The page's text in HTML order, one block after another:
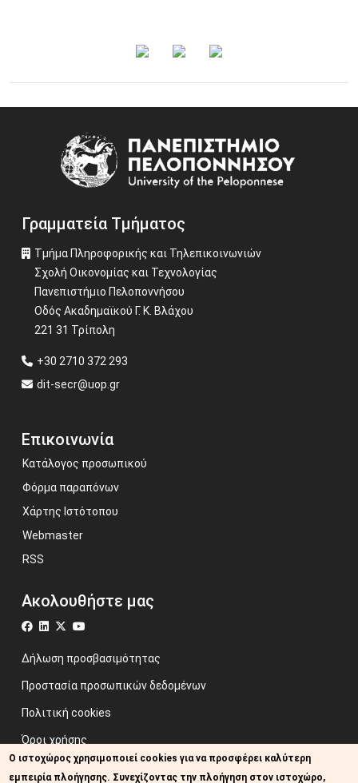
27 Μαΐου 2026
Εκδήλωση με θέμα: «Η Ιστορία των Ελλήνων του
Πόντου: Γενοκτονία-Τεκμήρια-Μαρτυρίες»
Περισσότερα
Γραμματεία Τμήματος
Τμήμα Πληροφορικής και Τηλεπικοινωνιών
Σχολή Οικονομίας και Τεχνολογίας
Πανεπιστήμιο Πελοποννήσου
Οδός Ακαδημαϊκού Γ. Κ. Βλάχου
221 31 Τρίπολη
+30 2710 372 293
dit-secr@uop.gr
Επικοινωνία
Κατάλογος προσωπικού
Φόρμα παραπόνων
Χάρτης Ιστότοπου
Webmaster
RSS
Ακολουθήστε μας
Δήλωση προσβασιμότητας
Προστασία προσωπικών δεδομένων
Πολιτική cookies
Όροι χρήσης
Προηγούμενος ιστότοπος
Ο ιστοχώρος χρησιμοποιεί cookies για να προσφέρει καλύτερη
εμπειρία πλοήγησης. Συνεχίζοντας την πλοήγηση στον ιστοχώρο,